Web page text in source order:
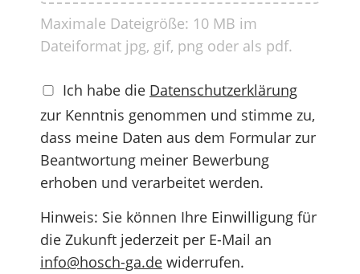
Maximale Dateigröße: 10 MB im
Dateiformat jpg, gif, png oder als pdf.
Ich habe die Datenschutzerklärung
zur Kenntnis genommen und stimme zu,
dass meine Daten aus dem Formular zur
Beantwortung meiner Bewerbung
erhoben und verarbeitet werden.
Hinweis: Sie können Ihre Einwilligung für
die Zukunft jederzeit per E-Mail an
info@hosch-ga.de widerrufen.